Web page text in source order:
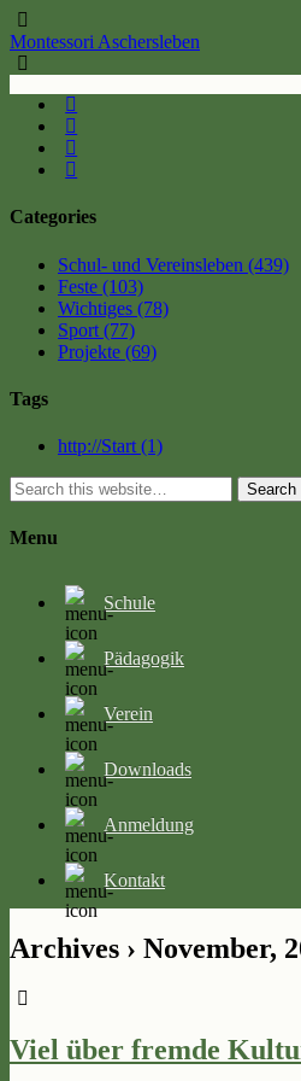
Montessori Aschersleben
Categories
Schul- und Vereinsleben (439)
Feste (103)
Wichtiges (78)
Sport (77)
Projekte (69)
Tags
http://Start (1)
Search
Menu
Schule
Pädagogik
Verein
Downloads
Anmeldung
Kontakt
Archives › November,
Viel über fremde